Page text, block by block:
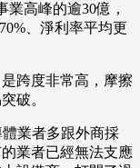
高峰的逾30億，
、淨利率平均更
跨度非常高，摩擦
破。
業者多跟外商採
業者已經無法支應